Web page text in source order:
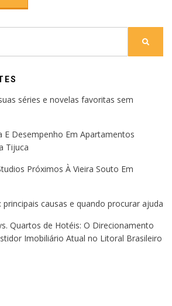
séries e novelas favoritas sem
E Desempenho Em Apartamentos
Tijuca
Próximos À Vieira Souto Em
causas e quando procurar ajuda
Quartos de Hotéis: O Direcionamento
Imobiliário Atual no Litoral Brasileiro